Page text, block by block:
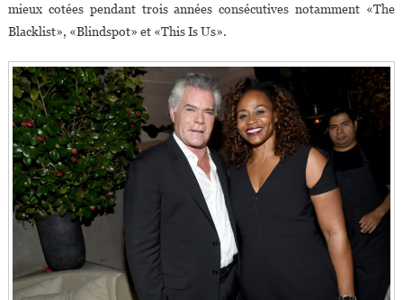
mieux cotées pendant trois années consécutives notamment «The
Blacklist», «Blindspot» et «This Is Us».